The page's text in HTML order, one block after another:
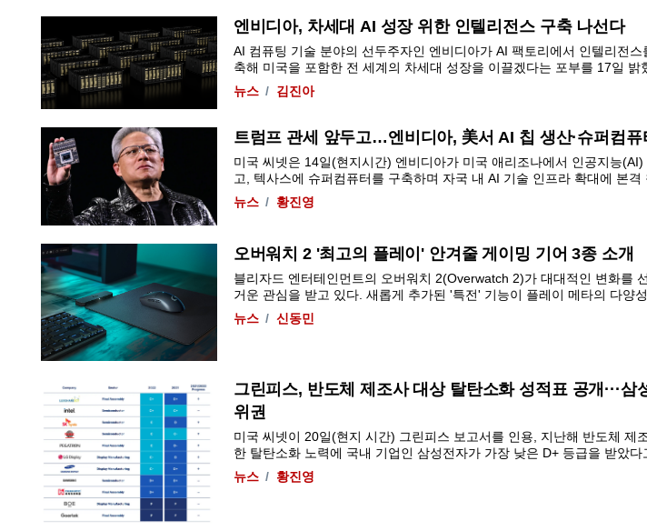
엔비디아, 차세대 AI 성장 위한 인텔리전스 구축 나선다
AI 컴퓨팅 기술 분야의 선두주자인 엔비디아가 AI 팩토리에서 인텔리전
축해 미국을 포함한 전 세계의 차세대 성장을 이끌겠다는 포부를 17일 밝
뉴스
김진아
트럼프 관세 앞두고…엔비디아, 美서 AI 칩 생산·슈퍼컴퓨
미국 씨넷은 14일(현지시간) 엔비디아가 미국 애리조나에서 인공지능
고, 텍사스에 슈퍼컴퓨터를 구축하며 자국 내 AI 기술 인프라 확대에 본격
뉴스
황진영
오버워치 2 '최고의 플레이' 안겨줄 게이밍 기어 3종 소개
블리자드 엔터테인먼트의 오버워치 2(Overwatch 2)가 대대적인 변화를
거운 관심을 받고 있다. 새롭게 추가된 '특전' 기능이 플레이 메타의 다양
뉴스
신동민
그린피스, 반도체 제조사 대상 탈탄소화 성적표 공개···삼
위권
미국 씨넷이 20일(현지 시간) 그린피스 보고서를 인용, 지난해 반도체 제
한 탈탄소화 노력에 국내 기업인 삼성전자가 가장 낮은 D+ 등급을 받았다
뉴스
황진영